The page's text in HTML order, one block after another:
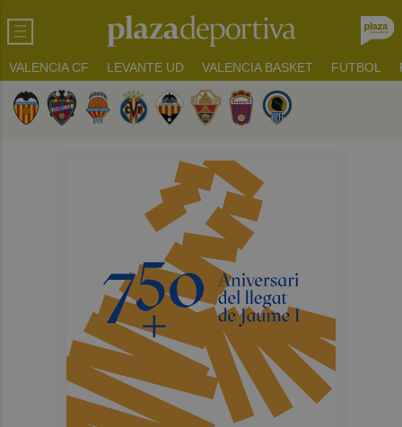
VALENCIA CF LEVANTE UD VALENCIA BASKET FUTBOL